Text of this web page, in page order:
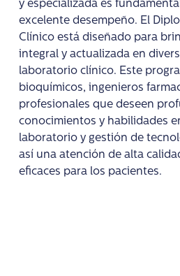
y especializada es
excelente desempeño. El
Clínico está diseñado para
integral y actualizada en
laboratorio clínico. Este
bioquímicos, ingenieros
profesionales que deseen
conocimientos y habilidades
laboratorio y gestión de
así una atención de alta
eficaces para los pacientes.